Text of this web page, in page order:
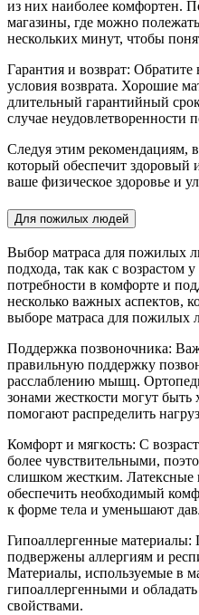
из них наиболее комфортен.
магазины, где можно
нескольких минут, чтобы
Гарантия и возврат:
условия возврата. Хорошие
длительный гарантийный
случае неудовлетворенности
Следуя этим рекомендациям,
который обеспечит
ваше физическое здоровье и
Для пожилых людей
Выбор матраса для пожилых
подхода, так как с возрастом
потребности в комфорте и
несколько важных аспектов,
выборе матраса для пожилых
Поддержка позвоночника:
правильную поддержку
расслаблению мышц.
зонами жесткости могут
помогают распределить
Комфорт и мягкость: С
более чувствительными,
слишком жестким.
обеспечить необходимый
к форме тела и уменьшают
Гипоаллергенные
подвержены аллергиям и
Материалы, используемые в
гипоаллергенными и
свойствами.